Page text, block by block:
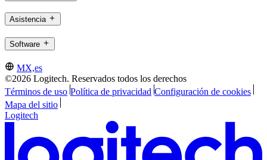
Asistencia
Software
MX,es
©2026 Logitech. Reservados todos los derechos
Términos de uso Política de privacidad Configuración de cookies
Mapa del sitio
Logitech